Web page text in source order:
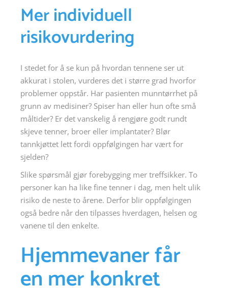
Mer individuell
risikovurdering
I stedet for å se kun på hvordan tennene ser ut
akkurat i stolen, vurderes det i større grad hvorfor
problemer oppstår. Har pasienten munntørrhet på
grunn av medisiner? Spiser han eller hun ofte små
måltider? Er det vanskelig å rengjøre godt rundt
skjeve tenner, broer eller implantater? Blør
tannkjøttet lett fordi oppfølgingen har vært for
sjelden?
Slike spørsmål gjør forebygging mer treffsikker. To
personer kan ha like fine tenner i dag, men helt ulik
risiko de neste to årene. Derfor blir oppfølgingen
også bedre når den tilpasses hverdagen, helsen og
vanene til den enkelte.
Hjemmevaner får
en mer konkret